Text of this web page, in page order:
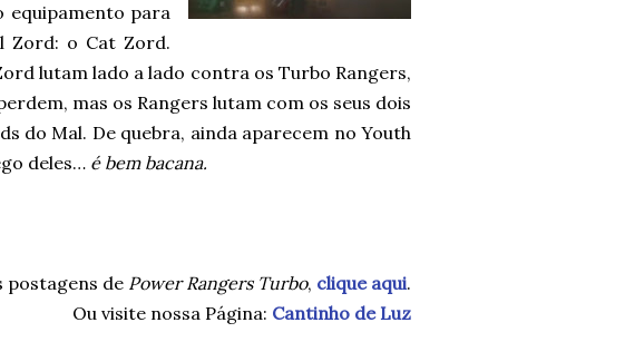
equipamento para
Zord: o Cat Zord.
lutam lado a lado contra os Turbo Rangers,
mas os Rangers lutam com os seus dois
do Mal. De quebra, ainda aparecem no Youth
deles… é bem bacana.
postagens de Power Rangers Turbo, clique aqui.
Ou visite nossa Página: Cantinho de Luz